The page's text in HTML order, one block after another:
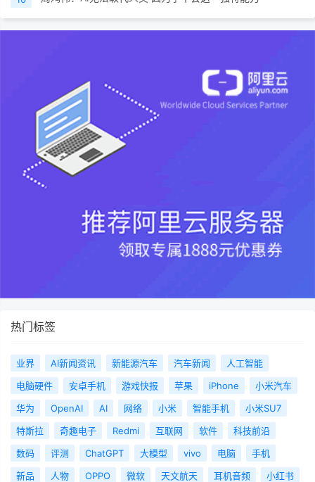
热门标签
业界 AI新闻资讯 新能源汽车 汽车新闻
人工智能
电脑硬件
安卓手机 游戏快报 苹果 iPhone
小米汽车
华为
OpenAI AI 网络 小米 智能手机
小米SU7
特斯拉
奇趣电子 Redmi 互联网 软件
科技前沿
数码
评测 ChatGPT 大模型 vivo 电脑
手机
新品
人物 OPPO 微软 天文航天 耳机音频
小红书